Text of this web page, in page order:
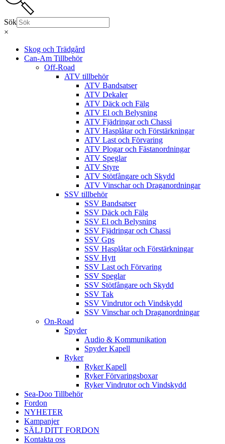
Sök
×
Skog och Trädgård
Can-Am Tillbehör
Off-Road
ATV tillbehör
ATV Bandsatser
ATV Dekaler
ATV Däck och Fälg
ATV El och Belysning
ATV Fjädringar och Chassi
ATV Hasplåtar och Förstärkningar
ATV Last och Förvaring
ATV Plogar och Fästanordningar
ATV Speglar
ATV Styre
ATV Stötfångare och Skydd
ATV Vinschar och Draganordningar
SSV tillbehör
SSV Bandsatser
SSV Däck och Fälg
SSV El och Belysning
SSV Fjädringar och Chassi
SSV Gps
SSV Hasplåtar och Förstärkningar
SSV Hytt
SSV Last och Förvaring
SSV Speglar
SSV Stötfångare och Skydd
SSV Tak
SSV Vindrutor och Vindskydd
SSV Vinschar och Draganordningar
On-Road
Spyder
Audio & Kommunikation
Spyder Kapell
Ryker
Ryker Kapell
Ryker Förvaringsboxar
Ryker Vindrutor och Vindskydd
Sea-Doo Tillbehör
Fordon
NYHETER
Kampanjer
SÄLJ DITT FORDON
Kontakta oss